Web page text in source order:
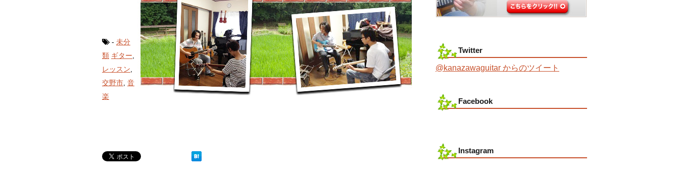
- 未分
類 ギター
レッスン
交野市 音
楽
Twitter
@kanazawaguitar からのツイート
Facebook
Instagram